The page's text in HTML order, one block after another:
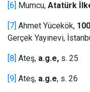
[6] Mumcu, Atatürk
[7] Ahmet Yücekök,
Gerçek Yayınevi,
[8] Ateş, a.g.e, s. 25
[9] Ateş, a.g.e, s. 26